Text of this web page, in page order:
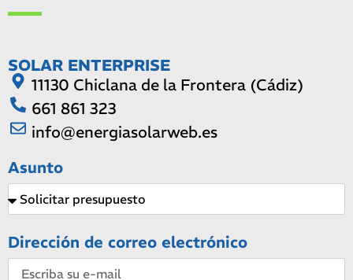
SOLAR ENTERPRISE
11130 Chiclana de la Frontera (Cádiz)
661 861 323
info@energiasolarweb.es
Asunto
Dirección de correo electrónico